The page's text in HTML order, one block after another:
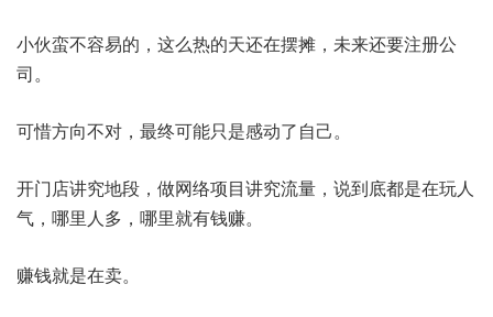
小伙蛮不容易的，这么热的天还在摆摊，未来还要注册公
司。
可惜方向不对，最终可能只是感动了自己。
开门店讲究地段，做网络项目讲究流量，说到底都是在玩人
气，哪里人多，哪里就有钱赚。
赚钱就是在卖。